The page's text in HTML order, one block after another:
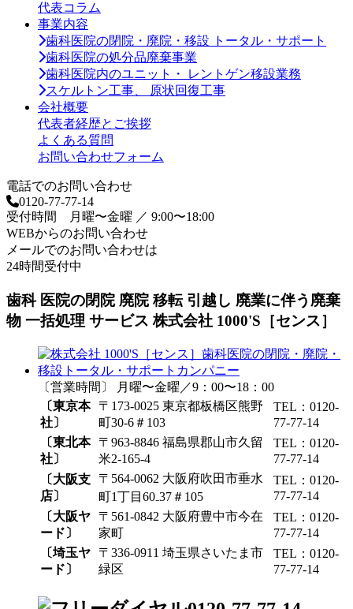
代表コラム
事業内容
歯科医院の閉院・廃院・移設 トータル・サポート
歯科医院の処分品廃棄事業
歯科医院内のユニット・ レントゲン移設業務
スケルトン工事、 原状回復工事
会社概要
代表者経歴とご挨拶
よくある質問
お問い合わせフォーム
電話でのお問い合わせ
0120-77-77-14
受付時間 月曜〜金曜 ／ 9:00〜18:00
WEBからのお問い合わせ
メールでのお問い合わせは
24時間受付中
歯科 医院の閉院 廃院 移転 引越し 廃業に伴う廃棄
物 一括処理 サービス 株式会社 1000'S［センス］
〔営業時間〕 月曜〜金曜／9：00〜18：00
〔東京本
社〕
〒173-0025 東京都板橋区熊野
町30-6＃103
TEL：0120-
77-77-14
〔東北本
社〕
〒963-8846 福島県郡山市久留
米2-165-4
TEL：0120-
77-77-14
〔大阪支
店〕
〒564-0062 大阪府吹田市垂水
町1丁目60₋37＃105
TEL：0120-
77-77-14
〔大阪ヤ
ード〕
〒561-0842 大阪府豊中市今在
家町
TEL：0120-
77-77-14
〔埼玉ヤ
ード〕
〒336-0911 埼玉県さいたま市
緑区
TEL：0120-
77-77-14